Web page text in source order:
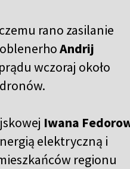
rano zasilanie
Andrij
wczoraj około
Iwana
elektryczną i
regionu